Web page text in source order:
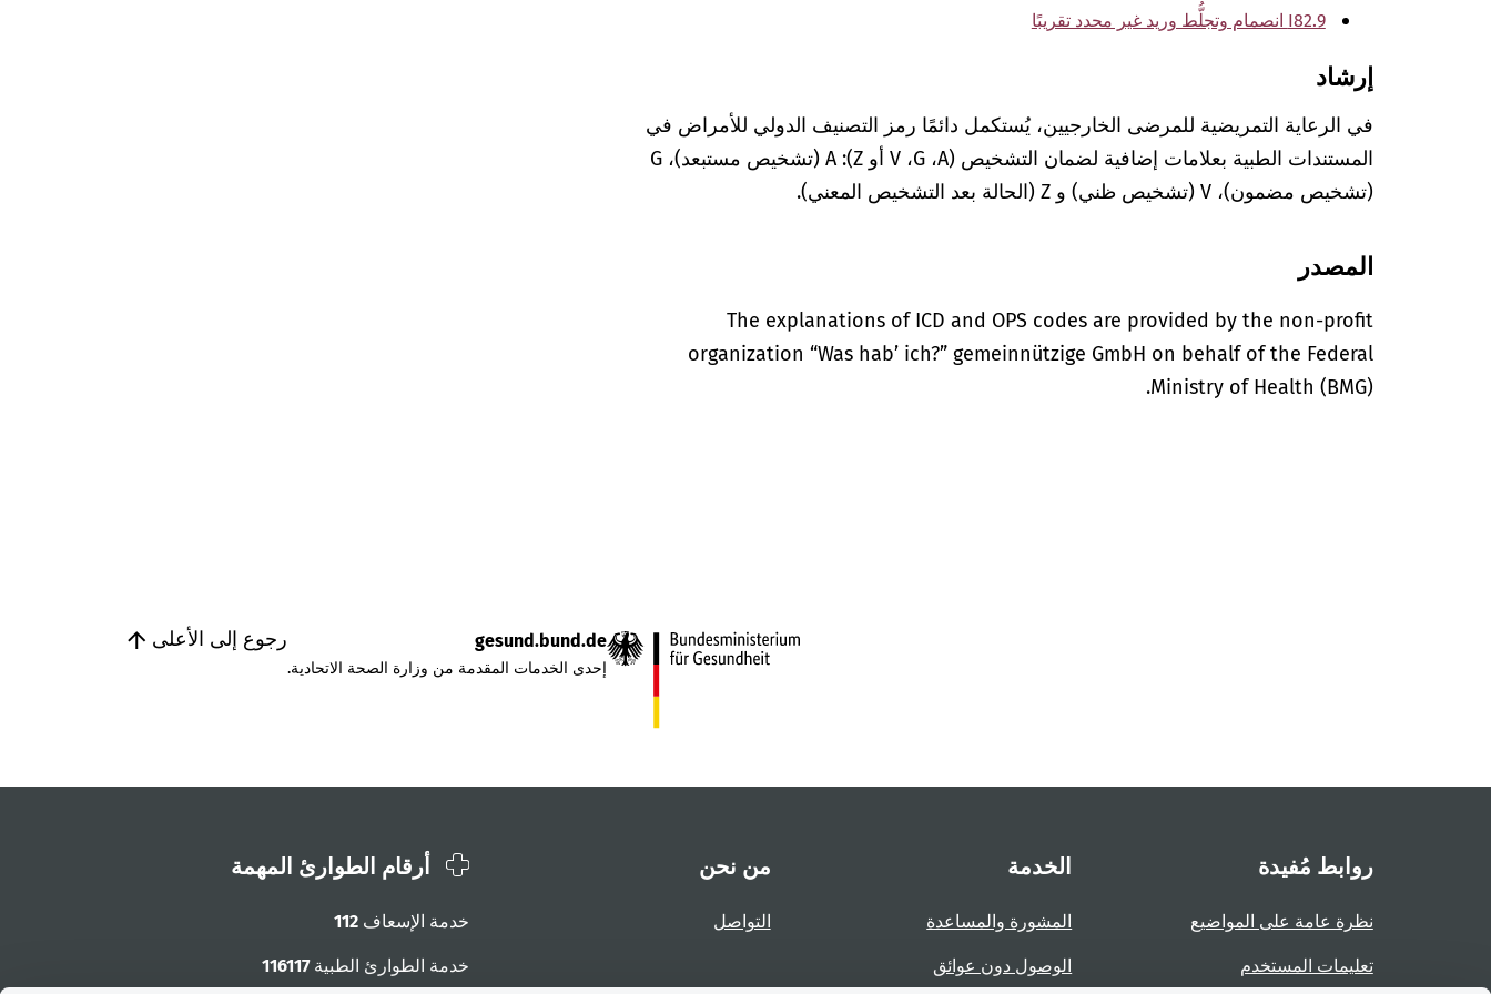
I82.9 انصمام وتجلُّط وريد غير محدد تقريبًا
إرشاد
في الرعاية التمريضية للمرضى الخارجيين، يُستكمل دائمًا رمز التصنيف الدولي للأمراض في
المستندات الطبية بعلامات إضافية لضمان التشخيص (A‏، G‏، V أو Z): A (تشخيص مستبعد)، G
(تشخيص مضمون)، V (تشخيص ظني) و Z (الحالة بعد التشخيص المعني).
المصدر
The explanations of ICD and OPS codes are provided by the non-profit
organization “Was hab’ ich?” gemeinnützige GmbH on behalf of the Federal
Ministry of Health (BMG).
رجوع إلى الأعلى gesund.bund.de
إحدى الخدمات المقدمة من وزارة الصحة الاتحادية.
روابط مُفيدة
نظرة عامة على المواضيع
تعليمات المستخدم
الخدمة
المشورة والمساعدة
الوصول دون عوائق
من نحن
التواصل
أرقام الطوارئ المهمة
خدمة الإسعاف 112
خدمة الطوارئ الطبية116117